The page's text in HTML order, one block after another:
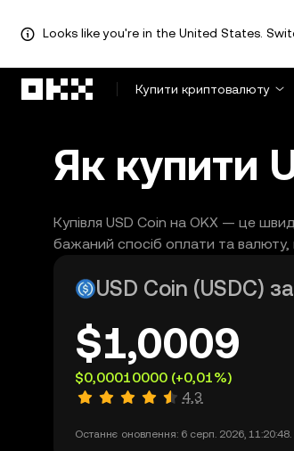
Looks like you're in the United States.
Купити криптовалюту
Як купити
Купівля USD Coin на OKX — це
бажаний спосіб оплати та валюту,
USD Coin (USDC)
$1,0009
$0,00010000 (+0,01%)
4,3
Останнє оновлення: 6 серп. 2026, 11:20:48.